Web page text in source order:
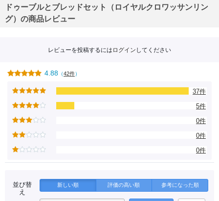
ドゥーブルとブレッドセット（ロイヤルクロワッサンリン
グ）の商品レビュー
レビューを投稿するには ログイン してください
4.88 （42件）
37件
5件
0件
0件
0件
並び替
え
新しい順 評価の高い順 参考になった順